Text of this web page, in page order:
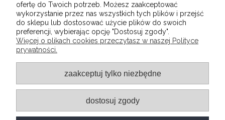
Ponieważ naszą misją jest dostarczenie
wartościowych i wysokiej jakości produktów, które
służyć będą przez wiele lat.
INFORMACJE
MOJE KONTO
ofertę do Twoich potrzeb. Możesz zaakceptować
wykorzystanie przez nas wszystkich tych plików i przejść
do sklepu lub dostosować użycie plików do swoich
preferencji, wybierając opcję "Dostosuj zgody".
Więcej o plikach cookies przeczytasz w naszej Polityce
prywatności.
zaakceptuj tylko niezbędne
dostosuj zgody